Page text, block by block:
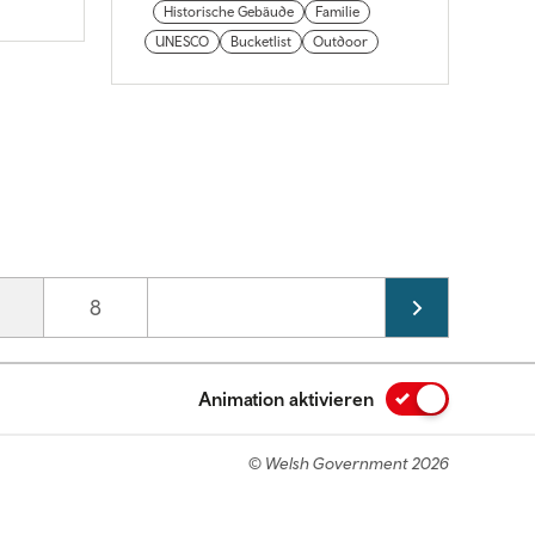
Historische Gebäude
Familie
UNESCO
Bucketlist Outdoor
pagePage
8
Animation aktivieren
© Welsh Government 2026